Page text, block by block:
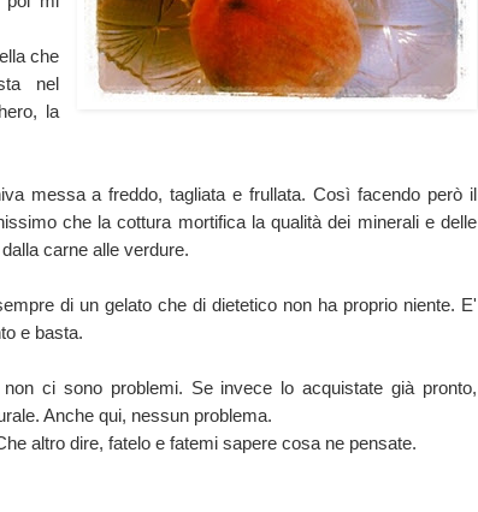
che
nel
la
messa a freddo, tagliata e frullata. Così facendo però il
che la cottura mortifica la qualità dei minerali e delle
carne alle verdure.
di un gelato che di dietetico non ha proprio niente. E'
e basta.
ci sono problemi. Se invece lo acquistate già pronto,
Anche qui, nessun problema.
altro dire, fatelo e fatemi sapere cosa ne pensate.